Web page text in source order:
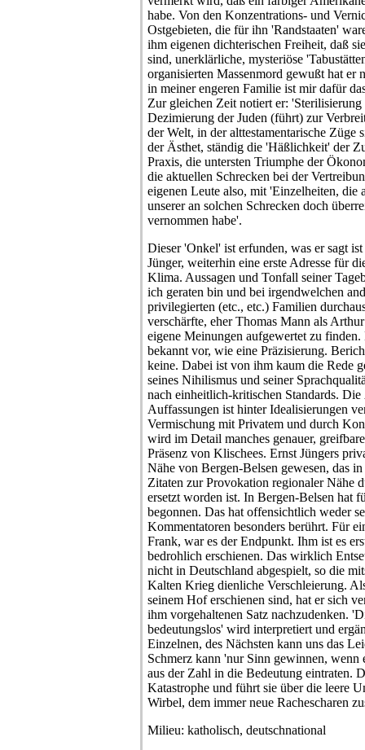
habe. Von den Konzentrations- und
Ostgebieten, die für ihn 'Randstaaten'
ihm eigenen dichterischen Freiheit, daß
sind, unerklärliche, mysteriöse
organisierten Massenmord gewußt hat er
in meiner engeren Familie ist mir dafür
Zur gleichen Zeit notiert er:
Dezimierung der Juden (führt) zur
der Welt, in der alttestamentarische Züge
der Ästhet, ständig die 'Häßlichkeit' der
Praxis, die untersten Triumphe der
die aktuellen Schrecken bei der
eigenen Leute also, mit 'Einzelheiten, die
unserer an solchen Schrecken doch
vernommen habe'.
Dieser 'Onkel' ist erfunden, was er sagt
Jünger, weiterhin eine erste Adresse für
Klima. Aussagen und Tonfall seiner
ich geraten bin und bei irgendwelchen
privilegierten (etc., etc.) Familien
verschärfte, eher Thomas Mann als
eigene Meinungen aufgewertet zu
bekannt vor, wie eine Präzisierung.
keine. Dabei ist von ihm kaum die Rede
seines Nihilismus und seiner
nach einheitlich-kritischen Standards.
Auffassungen ist hinter Idealisierungen
Vermischung mit Privatem und durch
wird im Detail manches genauer,
Präsenz von Klischees. Ernst Jüngers
Nähe von Bergen-Belsen gewesen, das
Zitaten zur Provokation regionaler Nähe
ersetzt worden ist. In Bergen-Belsen hat
begonnen. Das hat offensichtlich weder
Kommentatoren besonders berührt. Für
Frank, war es der Endpunkt. Ihm ist es
bedrohlich erschienen. Das wirklich
nicht in Deutschland abgespielt, so die
Kalten Krieg dienliche Verschleierung.
seinem Hof erschienen sind, hat er sich
ihm vorgehaltenen Satz nachzudenken.
bedeutungslos' wird interpretiert und
Einzelnen, des Nächsten kann uns das
Schmerz kann 'nur Sinn gewinnen, wenn
aus der Zahl in die Bedeutung eintraten.
Katastrophe und führt sie über die leere
Wirbel, dem immer neue Rachescharen
Milieu: katholisch, deutschnational